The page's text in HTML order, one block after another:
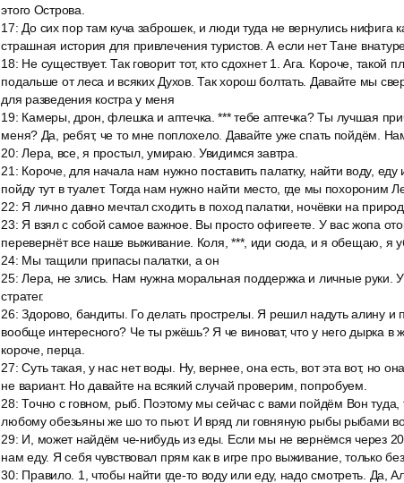
этого Острова.
17: До сих пор там куча заброшек, и люди туда не вернулись нифига
страшная история для привлечения туристов. А если нет Тане
18: Не существует. Так говорит тот, кто сдохнет 1. Ага. Короче,
подальше от леса и всяких Духов. Так хорош болтать. Давайте мы
для разведения костра у меня
19: Камеры, дрон, флешка и аптечка. *** тебе аптечка? Ты лучшая
меня? Да, ребят, че то мне поплохело. Давайте уже спать пойдём.
20:Лера, все, я простыл, умираю. Увидимся завтра.
21 : Короче, для начала нам нужно поставить палатку, найти воду,
пойду тут в туалет. Тогда нам нужно найти место, где мы похороним
22: Я лично давно мечтал сходить в поход палатки, ночёвки на
23: Я взял с собой самое важное. Вы просто офигеете. У вас жопа
перевернёт все наше выживание. Коля, ***, иди сюда, и я обещаю, я
24: Мы тащили припасы палатки, а он
25:Лера, не злись. Нам нужна моральная поддержка и личные руки.
стратег.
26:Здорово, бандиты. Го делать прострелы. Я решил надуть алину и
вообще интересного? Че ты ржёшь? Я че виноват, что у него дырка в
короче, перца.
27:Суть такая, у нас нет воды. Ну, вернее, она есть, вот эта вот, но
не вариант. Но давайте на всякий случай проверим, попробуем.
28:Точно с говном, рыб. Поэтому мы сейчас с вами пойдём Вон
любому обезьяны же шо то пьют. И вряд ли говняную рыбы рыбами
29: И, может найдём че-нибудь из еды. Если мы не вернёмся через
нам еду. Я себя чувствовал прям как в игре про выживание, только
30: Правило. 1, чтобы найти где-то воду или еду, надо смотреть. Да,